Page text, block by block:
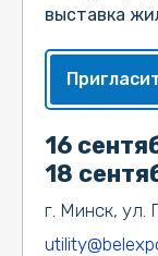
16
18
г. Минск,
выставка